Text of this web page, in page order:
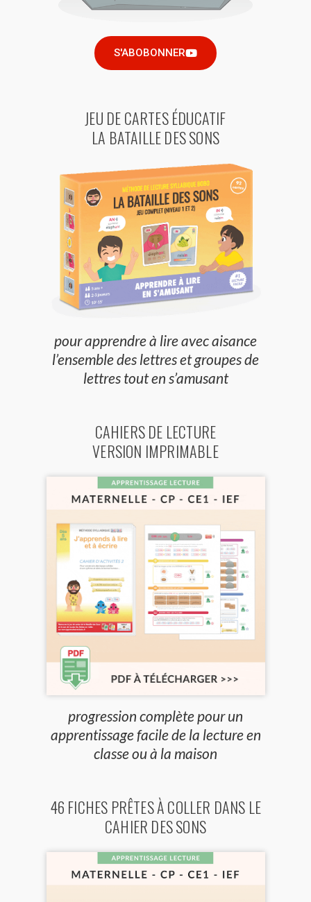
S'ABOBONNER
JEU DE CARTES ÉDUCATIF
LA BATAILLE DES SONS
pour apprendre à lire avec aisance
l’ensemble des lettres et groupes de
lettres tout en s’amusant
CAHIERS DE LECTURE
VERSION IMPRIMABLE
progression complète pour un
apprentissage facile de la lecture en
classe ou à la maison
46 FICHES PRÊTES À COLLER DANS LE
CAHIER DES SONS